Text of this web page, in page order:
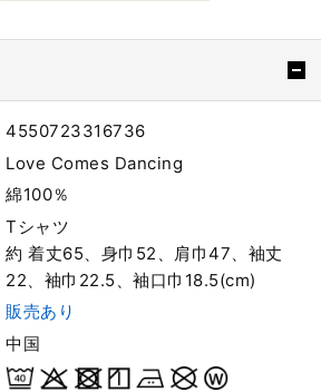
4550723316736
Love Comes Dancing
綿100％
Tシャツ
約 着丈65、身巾52、肩巾47、袖丈
22、袖巾22.5、袖口巾18.5(cm)
販売あり
中国